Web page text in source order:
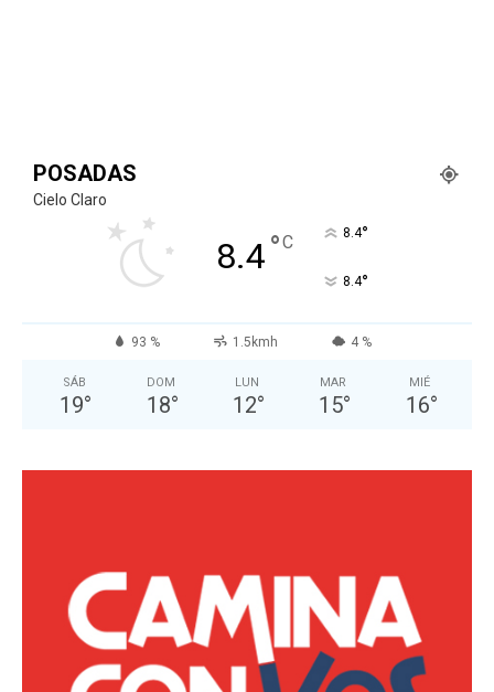
POSADAS
Cielo Claro
8.4°C 8.4°
8.4°
93 % 1.5kmh 4 %
SÁB
19°
DOM
18°
LUN
12°
MAR
15°
MIÉ
16°